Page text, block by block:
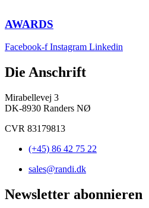
AWARDS
Facebook-f Instagram Linkedin
Die Anschrift
Mirabellevej 3
DK-8930 Randers NØ
CVR 83179813
(+45) 86 42 75 22
sales@randi.dk
Newsletter abonnieren